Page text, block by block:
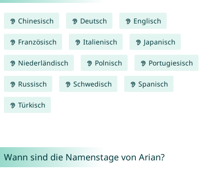
Chinesisch Deutsch Englisch
Französisch Italienisch Japanisch
Niederländisch Polnisch Portugiesisch
Russisch Schwedisch Spanisch
Türkisch
Wann sind die Namenstage von Arian?